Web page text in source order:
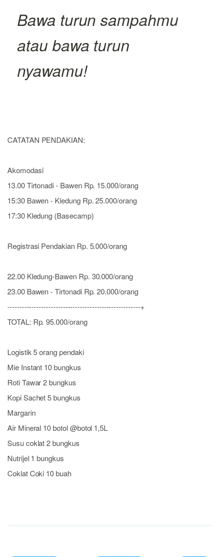
Bawa turun sampahmu
atau bawa turun
nyawamu!
CATATAN PENDAKIAN:
Akomodasi
13.00 Tirtonadi - Bawen Rp. 15.000/orang
15:30 Bawen - Kledung Rp. 25.000/orang
17:30 Kledung (Basecamp)
Registrasi Pendakian Rp. 5.000/orang
22.00 Kledung-Bawen Rp. 30.000/orang
23.00 Bawen - Tirtonadi Rp. 20.000/orang
-------------------------------------------------------+
TOTAL: Rp. 95.000/orang
Logistik 5 orang pendaki
Mie Instant 10 bungkus
Roti Tawar 2 bungkus
Kopi Sachet 5 bungkus
Margarin
Air Mineral 10 botol @botol 1,5L
Susu coklat 2 bungkus
Nutrijel 1 bungkus
Coklat Coki 10 buah